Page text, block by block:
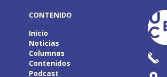
CONTENIDO
Inicio
Noticias
Columnas
Contenidos
Podcast